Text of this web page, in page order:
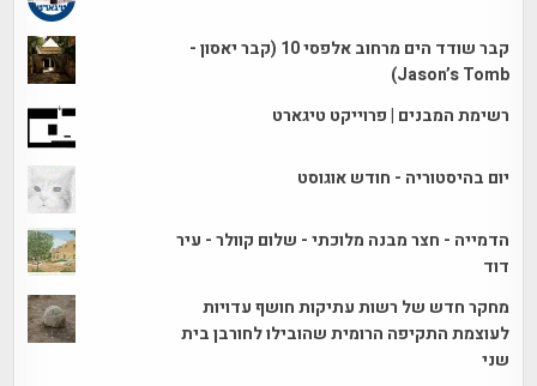
קבר שודד הים מרחוב אלפסי 10 (קבר יאסון -
Jason’s Tomb)
רשימת המבנים | פרוייקט טיגארט
יום בהיסטוריה - חודש אוגוסט
הדמייה - חצר מבנה מלוכתי - שלום קוולר - עיר
דוד
מחקר חדש של רשות עתיקות חושף עדויות
לעוצמת התקיפה הרומית שהובילו לחורבן בית
שני